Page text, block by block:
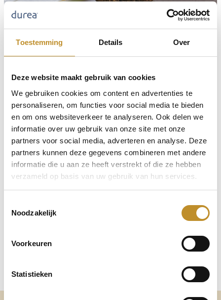
Toestemming Details Over
Deze website maakt gebruik van cookies
We gebruiken cookies om content en advertenties te
personaliseren, om functies voor social media te bieden
en om ons websiteverkeer te analyseren. Ook delen we
informatie over uw gebruik van onze site met onze
partners voor social media, adverteren en analyse. Deze
partners kunnen deze gegevens combineren met andere
informatie die u aan ze heeft verstrekt of die ze hebben
verzameld op basis van uw gebruik van hun services.
Noodzakelijk
Voorkeuren
Statistieken